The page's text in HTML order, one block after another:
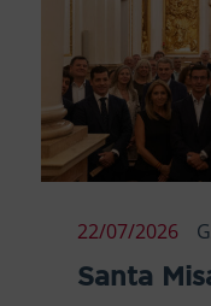
22/07/2026
Santa